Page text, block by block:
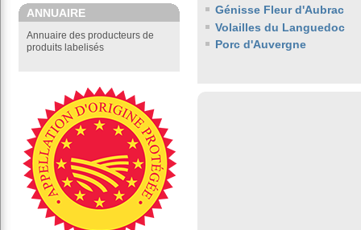
ANNUAIRE
Annuaire des producteurs de
produits labelisés
Génisse Fleur d'Aubrac
Volailles du Languedoc
Porc d'Auvergne